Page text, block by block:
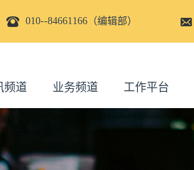
010--84661166（编辑部）
频道 业务频道 工作平台